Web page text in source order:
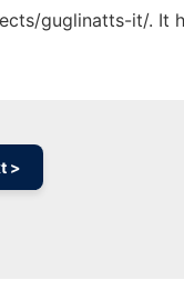
guglinatts-it/. It
>